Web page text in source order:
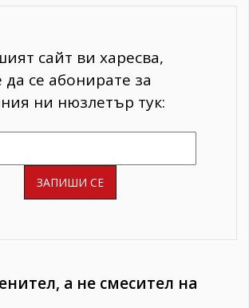
сайт ви харесва,
се абонирате за
ни нюзлетър тук:
а не смесител на